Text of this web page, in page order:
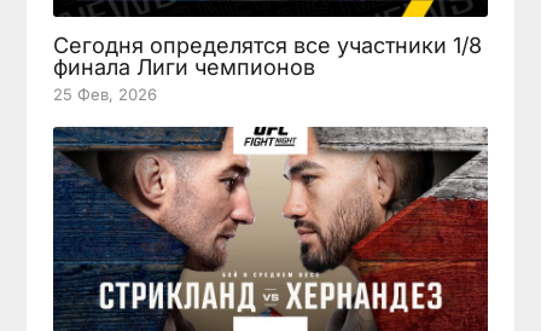
Сегодня определятся все участники 1/8
финала Лиги чемпионов
25 Фев, 2026